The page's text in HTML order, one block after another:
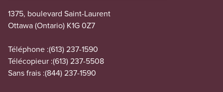
1375, boulevard Saint-Laurent
Ottawa (Ontario) K1G 0Z7
Téléphone :(613) 237-1590
Télécopieur :(613) 237-5508
Sans frais :(844) 237-1590